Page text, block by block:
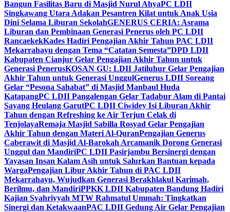
Bangun Fasilitas Baru di Masjid Nurul AhyaPC LDII
Singkawang Utara Adakan Pesantren Kilat untuk Anak Usia
Dini Selama Liburan SekolahGENERUS CERIA: Asrama
Liburan dan Pembinaan Generasi Penerus oleh PC LDII
RancaekekKades Hadiri Pengajian Akhir Tahun PAC LDII
Mekarrahayu dengan Tema “Catatan Semesta”DPD LDII
Kabupaten Cianjur Gelar Pengajian Akhir Tahun untuk
Generasi PenerusKOSAN GU: LDII Jatiluhur Gelar Pengajian
Akhir Tahun untuk Generasi UnggulGenerus LDII Soreang
Gelar “Pesona Sahabat” di Masjid Manbaul Huda
KatapangPC LDII Pangalengan Gelar Tadabur Alam di Pantai
Sayang Heulang GarutPC LDII Ciwidey Isi Liburan Akhir
Tahun dengan Refreshing ke Air Terjun Celak di
TenjolayaRemaja Masjid Sabilla Rosyad Gelar Pengajian
Akhir Tahun dengan Materi Al-QuranPengajian Generus
Caberawit di Masjid Al-Barokah Arcamanik Dorong Generasi
Unggul dan MandiriPC LDII Pasirjambu Bersinergi dengan
Yayasan Insan Kalam Asih untuk Salurkan Bantuan kepada
WargaPengajian Libur Akhir Tahun di PAC LDII
Mekarrahayu, Wujudkan Generasi Berakhlakul Karimah,
Berilmu, dan MandiriPPKK LDII Kabupaten Bandung Hadiri
Kajian Syahriyyah MTW Rahmatul Ummah: Tingkatkan
Sinergi dan KetakwaanPAC LDII Gedung Air Gelar Pengajian